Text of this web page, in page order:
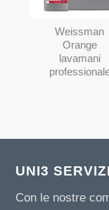
Weissman
Orange
lavamani
UNI3 SERVIZI
Con le nostre